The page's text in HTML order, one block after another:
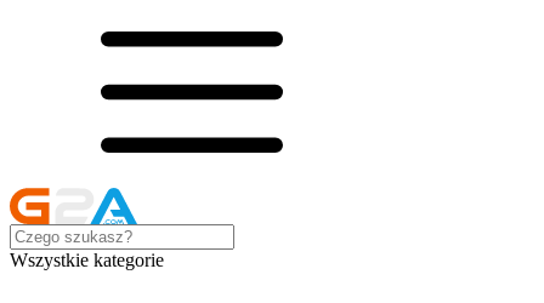
Wszystkie kategorie